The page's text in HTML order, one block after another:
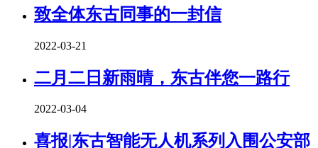
致全体东古同事的一封信
2022-03-21
二月二日新雨晴，东古伴您一路行
2022-03-04
喜报|东古智能无人机系列入围公安部